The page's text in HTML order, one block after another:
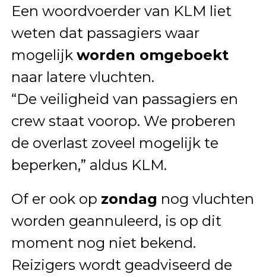
Een woordvoerder van KLM liet
weten dat passagiers waar
mogelijk worden omgeboekt
naar latere vluchten.
“De veiligheid van passagiers en
crew staat voorop. We proberen
de overlast zoveel mogelijk te
beperken,” aldus KLM.
Of er ook op zondag nog vluchten
worden geannuleerd, is op dit
moment nog niet bekend.
Reizigers wordt geadviseerd de